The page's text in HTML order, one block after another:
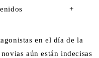
+
en el día de la
aún están indecisas